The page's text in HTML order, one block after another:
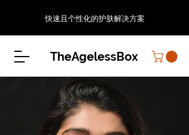
快速且个性化的护肤解决方案
TheAgelessBox